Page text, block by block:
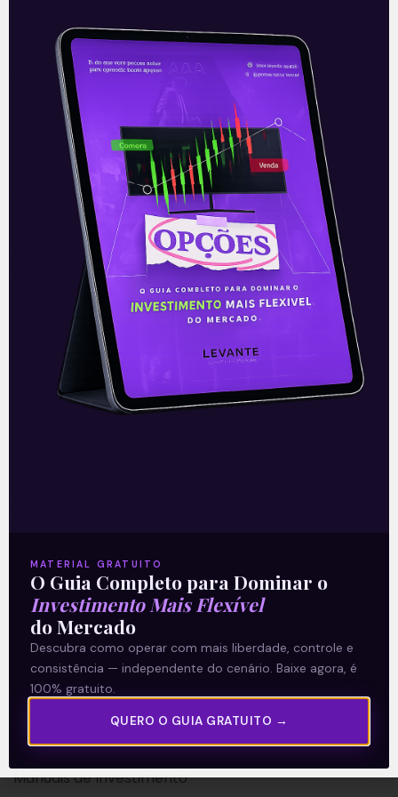
Méliuz faz parceria com a
Cinemark
A líder absoluta no segmento de
cashback para e-commerce no Brasil,
Méliuz (CASH3), deve anunciar em breve
a parceria exclusiva com a rede de salas
Leia mais
19/07/2021
Termos e Condições
Política de Privacidade
Explore
Artigos
E Eu Com Isso?
Vídeos no Youtube
Manuais de Investimento
MATERIAL GRATUITO
O Guia Completo para Dominar o
Investimento Mais Flexível
do Mercado
Descubra como operar com mais liberdade, controle e
consistência — independente do cenário. Baixe agora, é
100% gratuito.
QUERO O GUIA GRATUITO →